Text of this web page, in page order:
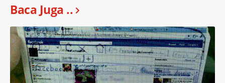
Baca Juga ..